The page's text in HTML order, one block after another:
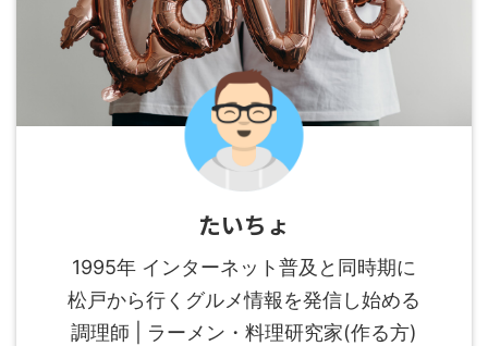
たいちょ
1995年 インターネット普及と同時期に
松戸から行くグルメ情報を発信し始める
調理師 | ラーメン・料理研究家(作る方)